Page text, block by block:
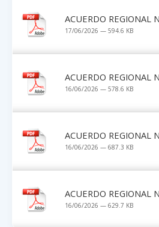
ACUERDO REGIONAL
17/06/2026 — 594.6 KB
ACUERDO REGIONAL
16/06/2026 — 578.6 KB
ACUERDO REGIONAL
16/06/2026 — 687.3 KB
ACUERDO REGIONAL
16/06/2026 — 629.7 KB